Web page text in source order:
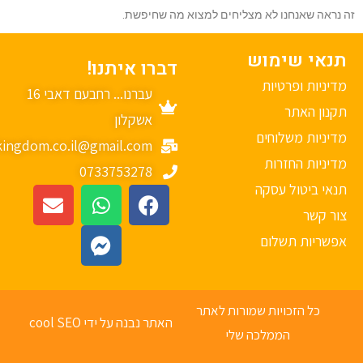
שאנחנו לא מצליחים למצוא מה שחיפשת.
שימוש
ופרטיות
האתר
משלוחים
החזרות
ביטול עסקה
קשר
תשלום
דברו איתנו!
עברנו... רחבעם דאבי 16
אשקלון
mykingdom.co.il@gmail.com
0733753278
כל הזכויות שמורות לאתר
הממלכה שלי
האתר נבנה על ידי cool SEO